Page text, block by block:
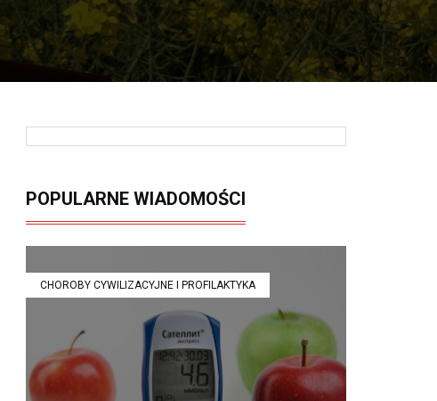
POPULARNE WIADOMOŚCI
CHOROBY CYWILIZACYJNE I PROFILAKTYKA